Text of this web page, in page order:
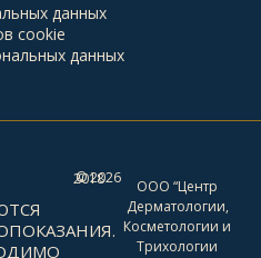
данных
cookie
данных
© 2018 - 2026
ООО “Центр
Дерматологии,
Косметологии и
Трихологии